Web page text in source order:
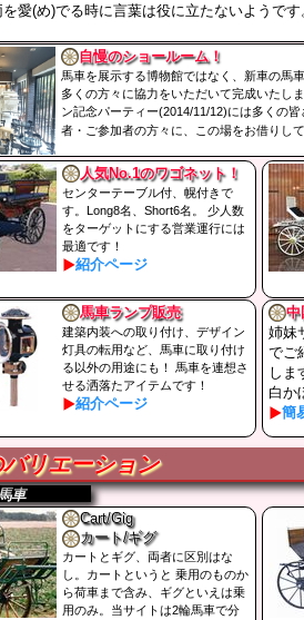
愛(め)でる時に言葉は役に立たないようです
自慢のショールーム！
馬車を展示する博物館ではなく、新車の馬
多くの方々に協力をいただいて完成いたし
ン記念パーティー(2014/11/12)には多くの
者・ご参加者の方々に、この場をお借りし
人気No.1のワゴネット！
センターテーブル付、幌付きで
す。Long8名、Short6名。 少人数
をターゲットにする営業運行には
最適です！
紹介ページ
馬車ランプ販売
建築内装への取り付け、デザイン
灯具の転用など、馬車に取り付け
る以外の用途にも！ 馬車を連想さ
せる洒落たアイテムです！
紹介ページ
中
姉妹
でご
しま
白か
簡
リエーション
車
Cart/Gig
カート/ギグ
カートとギグ、両者に区別はな
し。カートというと 乗用のものか
ら荷車まで含み、ギグといえは乗
用のみ。当サイトは2輪馬車で分